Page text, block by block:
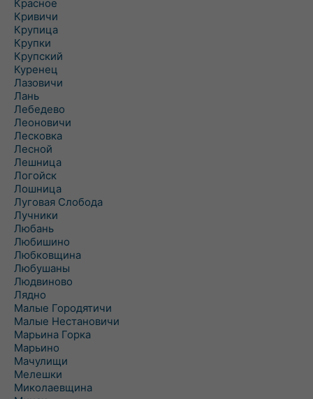
Красное
Кривичи
Крупица
Крупки
Крупский
Куренец
Лазовичи
Лань
Лебедево
Леоновичи
Лесковка
Лесной
Лешница
Логойск
Лошница
Луговая Слобода
Лучники
Любань
Любишино
Любковщина
Любушаны
Людвиново
Лядно
Малые Городятичи
Малые Нестановичи
Марьина Горка
Марьино
Мачулищи
Мелешки
Миколаевщина